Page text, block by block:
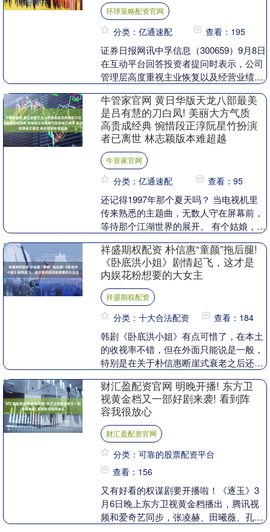
环球策略配资官网
分类：亿通速配 查看：195
证券日报网讯中孚信息（300659）9月8日
在互动平台回答投资者提问时表示，公司
管理层高度重视主业恢复以及经营业绩的
构、拓展市....
牛管家官网 黄日华版天龙八部最美
是吕有慧的刀白凤! 美丽大方气质
高贵成经典 惋惜段正淳阮星竹扮演
者已离世 林志颖版本难超越
牛管家官网
分类：亿通速配 查看：95
还记得1997年那个夏天吗？ 当电视机里
传来熟悉的主题曲，无数人守在屏幕前，
等待那个江湖世界的展开。 有个姑娘，一
脚一荡一荡....
祥盛期权配资 朴信惠“童颜”拖后腿!
《卧底洪小姐》剧情起飞，这才是
内娱花粉想要的大女主
祥盛期权配资
分类：十大合法配资 查看：184
韩剧《卧底洪小姐》有点可惜了，在本土
的收视率不错，但在外面只能说是一般，
特别是在关于朴信惠断崖式衰老之后还演
少偶像剧，在内娱....
财汇盈配资官网 明晚开播! 东方卫
视黄金档又一部好剧来袭! 看到阵
容我很放心
财汇盈配资官网
分类：可靠的股票配资平台
查看：156
又有好看的权谋剧要开播啦！《逐玉》3
月6日晚上东方卫视黄金档播出，腾讯视
频和爱奇艺同步，张凌赫、田曦薇、孔雪